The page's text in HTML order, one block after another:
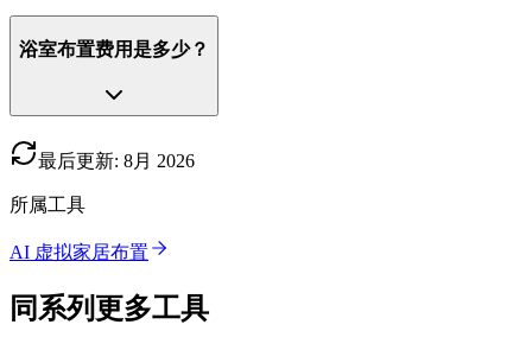
浴室布置费用是多少？
最后更新: 8月 2026
所属工具
AI 虚拟家居布置
同系列更多工具